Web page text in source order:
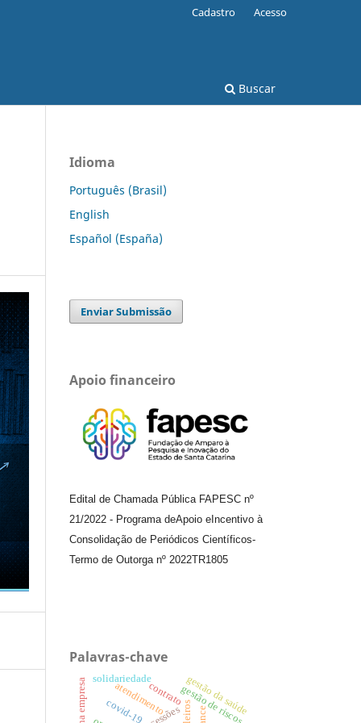
Buscar
Cadastro Acesso
Idioma
Português (Brasil)
English
Español (España)
Enviar Submissão
Apoio financeiro
Edital de Chamada Pública FAPESC nº
21/2022 - Programa deApoio e Incentivo à
Consolidação de Periódicos Científicos-
Termo de Outorga nº 2022TR1805
Palavras-chave
covid-19. gestão de riscos
gestão da saúde
atendimento
solidariedade
contrato